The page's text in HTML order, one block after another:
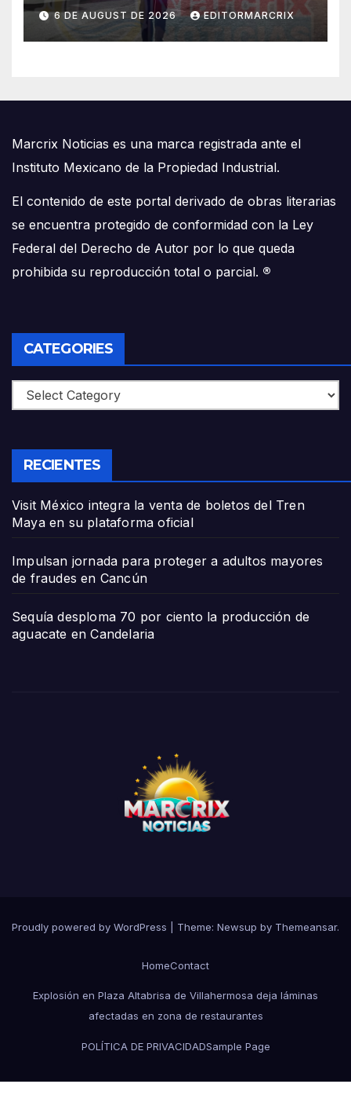
6 DE AUGUST DE 2026 EDITORMARCRIX
Marcrix Noticias es una marca registrada ante el
Instituto Mexicano de la Propiedad Industrial.
El contenido de este portal derivado de obras literarias
se encuentra protegido de conformidad con la Ley
Federal del Derecho de Autor por lo que queda
prohibida su reproducción total o parcial. ®
CATEGORIES
Categories
RECIENTES
Visit México integra la venta de boletos del Tren
Maya en su plataforma oficial
Impulsan jornada para proteger a adultos mayores
de fraudes en Cancún
Sequía desploma 70 por ciento la producción de
aguacate en Candelaria
Proudly powered by WordPress Theme: Newsup by Themeansar.
HomeContact
Explosión en Plaza Altabrisa de Villahermosa deja láminas
afectadas en zona de restaurantes
POLÍTICA DE PRIVACIDADSample Page